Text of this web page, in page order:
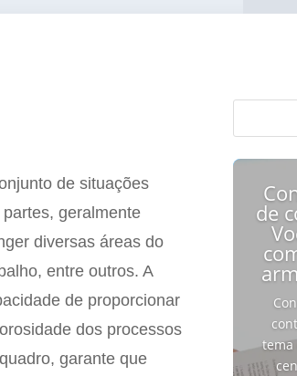
de situações
geralmente
diversas áreas do
entre outros. A
de proporcionar
dos processos
garante que
de
tema